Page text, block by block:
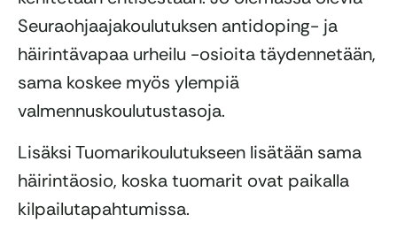
Seuraohjaajakoulutuksen antidoping- ja
häirintävapaa urheilu -osioita täydennetään,
sama koskee myös ylempiä
valmennuskoulutustasoja.
Lisäksi Tuomarikoulutukseen lisätään sama
häirintäosio, koska tuomarit ovat paikalla
kilpailutapahtumissa.